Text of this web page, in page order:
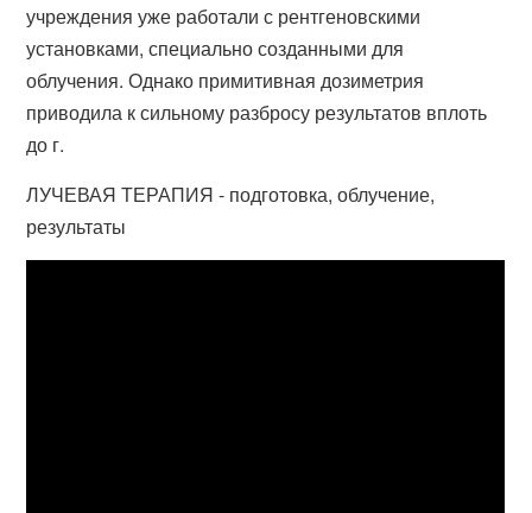
учреждения уже работали с рентгеновскими
установками, специально созданными для
облучения. Однако примитивная дозиметрия
приводила к сильному разбросу результатов вплоть
до г.
ЛУЧЕВАЯ ТЕРАПИЯ - подготовка, облучение,
результаты